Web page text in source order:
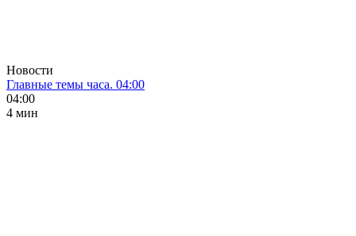
Новости
Главные темы часа. 04:00
04:00
4 мин